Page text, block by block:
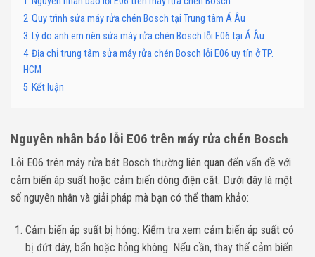
2 Quy trình sửa máy rửa chén Bosch tại Trung tâm Á Âu
3 Lý do anh em nên sửa máy rửa chén Bosch lỗi E06 tại Á Âu
4 Địa chỉ trung tâm sửa máy rửa chén Bosch lỗi E06 uy tín ở TP.
HCM
5 Kết luận
Nguyên nhân báo lỗi E06 trên máy rửa chén Bosch
Lỗi E06 trên máy rửa bát Bosch thường liên quan đến vấn đề với
cảm biến áp suất hoặc cảm biến dòng điện cắt. Dưới đây là một
số nguyên nhân và giải pháp mà bạn có thể tham khảo:
Cảm biến áp suất bị hỏng: Kiểm tra xem cảm biến áp suất có
bị đứt dây, bẩn hoặc hỏng không. Nếu cần, thay thế cảm biến